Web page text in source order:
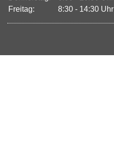
Freitag:
8:30 - 14:30 Uhr